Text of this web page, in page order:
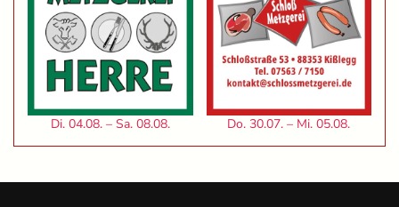
Di. 04.08. – Sa. 08.08. Do. 30.07. – Mi. 05.08.